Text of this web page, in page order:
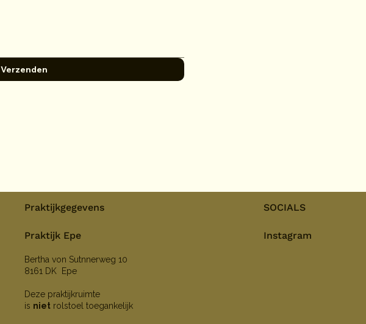
Verzenden
SOCIALS
Instagram
Praktijkgegevens
Praktijk Epe
Bertha von Sutnnerweg 10
8161 DK Epe
Deze praktijkruimte
is niet rolstoel toegankelijk